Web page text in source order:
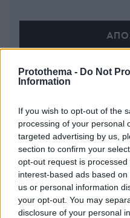
Protothema - Do Not
Information
If you wish to opt-out of the
processing of your personal
targeted advertising by us,
section to confirm your
opt-out request is
interest-based ads based
us or personal information
your opt-out. You may
disclosure of your personal
* Υποχρεωτικά πεδία
ΡΟΗ ΕΙΔΗΣΕΩΝ
Ειδήσεις
Μια εντυπωσιακή
απέραντο μπλε της
πριν 6 λεπτά